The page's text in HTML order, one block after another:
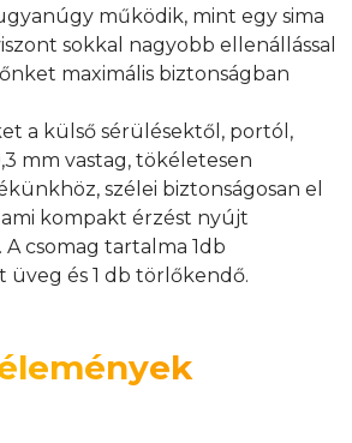
működik, mint egy sima
sokkal nagyobb ellenállással
maximális biztonságban
a külső sérülésektől, portól,
mm vastag, tökéletesen
szélei biztonságosan el
kompakt érzést nyújt
csomag tartalma 1db
üveg és 1 db törlőkendő.